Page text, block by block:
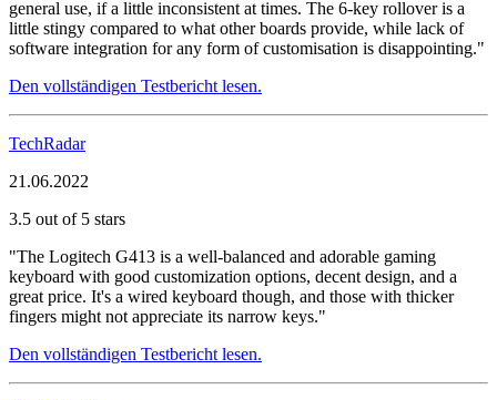
general use, if a little inconsistent at times. The 6-key rollover is a
little stingy compared to what other boards provide, while lack of
software integration for any form of customisation is disappointing."
Den vollständigen Testbericht lesen.
TechRadar
21.06.2022
3.5 out of 5 stars
"The Logitech G413 is a well-balanced and adorable gaming
keyboard with good customization options, decent design, and a
great price. It's a wired keyboard though, and those with thicker
fingers might not appreciate its narrow keys."
Den vollständigen Testbericht lesen.